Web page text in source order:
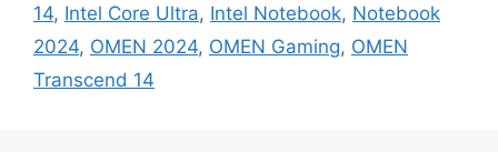
14, Intel Core Ultra, Intel Notebook, Notebook
2024, OMEN 2024, OMEN Gaming, OMEN
Transcend 14